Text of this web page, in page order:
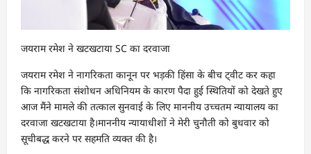
जयराम रमेश ने खटखटाया SC का दरवाजा
जयराम रमेश ने नागरिकता कानून पर भड़की हिंसा के बीच ट्वीट कर कहा
कि नागरिकता संशोधन अधिनियम के कारण पैदा हुई स्थितियों को देखते हुए
आज मैंने मामले की तत्काल सुनवाई के लिए माननीय उच्चतम न्यायालय का
दरवाजा खटखटाया है।माननीय न्यायाधीशों ने मेरी चुनौती को बुधवार को
सूचीबद्ध करने पर सहमति व्यक्त की है।